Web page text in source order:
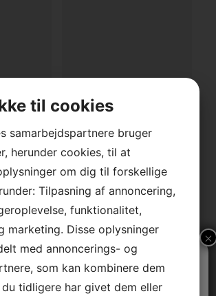
Spisebord – Antica
LÆS MERE
holder sommerferielukket
×
til cookies
samarbejdspartnere bruger
herunder cookies, til at
om dig til forskellige
Tilpasning af annoncering,
funktionalitet,
marketing. Disse oplysninger
med annoncerings- og
som kan kombinere dem
tidligere har givet dem eller